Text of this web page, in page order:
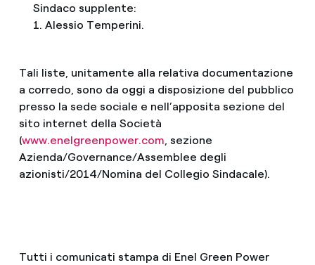
Sindaco supplente:
1. Alessio Temperini.
Tali liste, unitamente alla relativa documentazione
a corredo, sono da oggi a disposizione del pubblico
presso la sede sociale e nell’apposita sezione del
sito internet della Società
(www.enelgreenpower.com, sezione
Azienda/Governance/Assemblee degli
azionisti/2014/Nomina del Collegio Sindacale).
Tutti i comunicati stampa di Enel Green Power